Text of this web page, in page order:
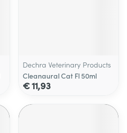
Dechra Veterinary Products
Cleanaural Cat Fl 50ml
€ 11,93